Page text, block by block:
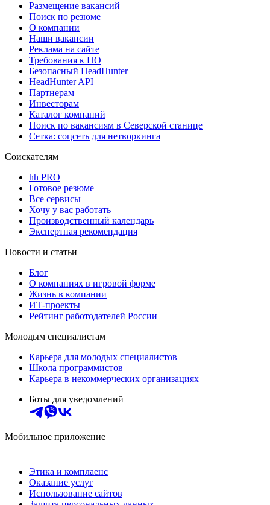
Размещение вакансий
Поиск по резюме
О компании
Наши вакансии
Реклама на сайте
Требования к ПО
Безопасный HeadHunter
HeadHunter API
Партнерам
Инвесторам
Каталог компаний
Поиск по вакансиям в Северской станице
Сетка: соцсеть для нетворкинга
Соискателям
hh PRO
Готовое резюме
Все сервисы
Хочу у вас работать
Производственный календарь
Экспертная рекомендация
Новости и статьи
Блог
О компаниях в игровой форме
Жизнь в компании
ИТ-проекты
Рейтинг работодателей России
Молодым специалистам
Карьера для молодых специалистов
Школа программистов
Карьера в некоммерческих организациях
Боты для уведомлений
Мобильное приложение
Этика и комплаенс
Оказание услуг
Использование сайтов